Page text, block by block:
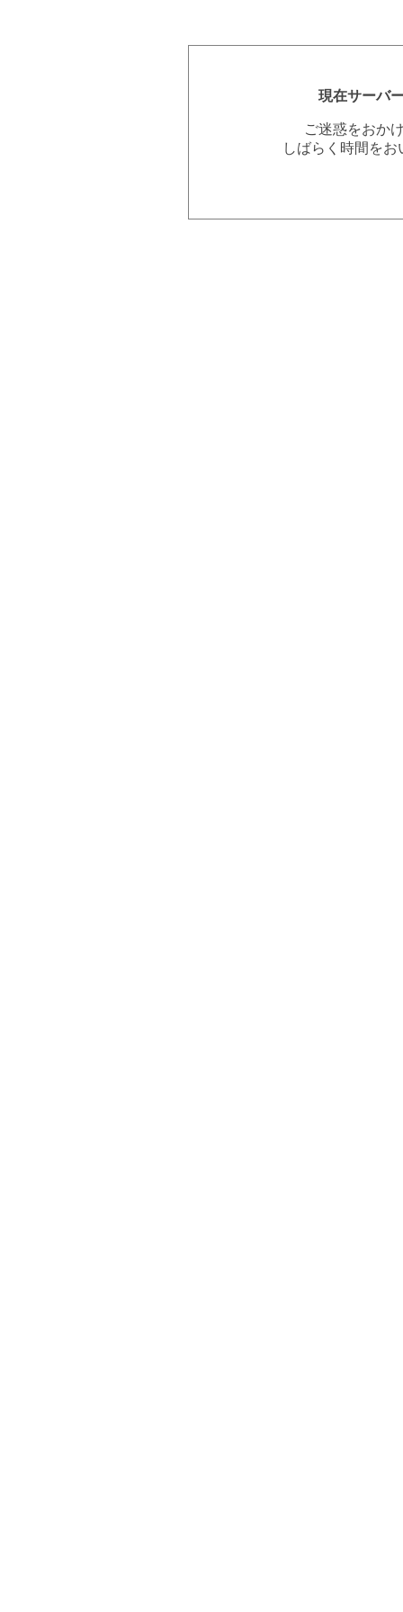
現在サーバ
ご迷惑をおか
しばらく時間を